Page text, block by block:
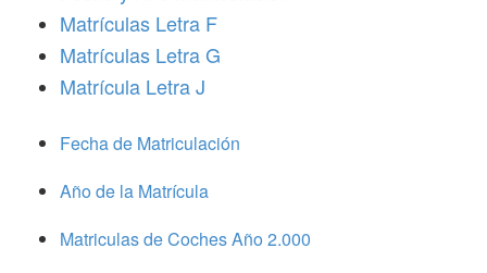
Matrículas Letra F
Matrículas Letra G
Matrícula Letra J
Fecha de Matriculación
Año de la Matrícula
Matriculas de Coches Año 2.000